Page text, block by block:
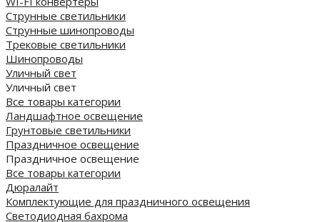
Струнные светильники
Струнные шинопроводы
Трековые светильники
Шинопроводы
Уличный свет
Уличный свет
Все товары категории
Ландшафтное освещение
Грунтовые светильники
Праздничное освещение
Праздничное освещение
Все товары категории
Дюралайт
Комплектующие для праздничного освещения
Светодиодная бахрома